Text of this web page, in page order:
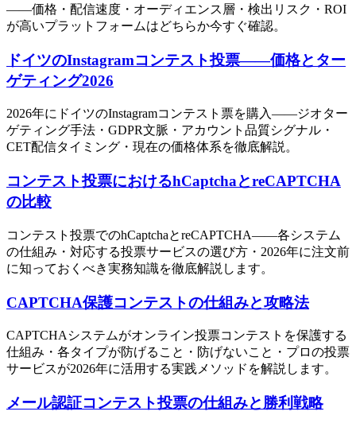
——価格・配信速度・オーディエンス層・検出リスク・ROI
が高いプラットフォームはどちらか今すぐ確認。
ドイツのInstagramコンテスト投票——価格とター
ゲティング2026
2026年にドイツのInstagramコンテスト票を購入——ジオター
ゲティング手法・GDPR文脈・アカウント品質シグナル・
CET配信タイミング・現在の価格体系を徹底解説。
コンテスト投票におけるhCaptchaとreCAPTCHA
の比較
コンテスト投票でのhCaptchaとreCAPTCHA——各システム
の仕組み・対応する投票サービスの選び方・2026年に注文前
に知っておくべき実務知識を徹底解説します。
CAPTCHA保護コンテストの仕組みと攻略法
CAPTCHAシステムがオンライン投票コンテストを保護する
仕組み・各タイプが防げること・防げないこと・プロの投票
サービスが2026年に活用する実践メソッドを解説します。
メール認証コンテスト投票の仕組みと勝利戦略